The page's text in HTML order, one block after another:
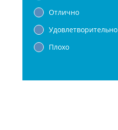
Отлично
Удовлетворительно
Плохо